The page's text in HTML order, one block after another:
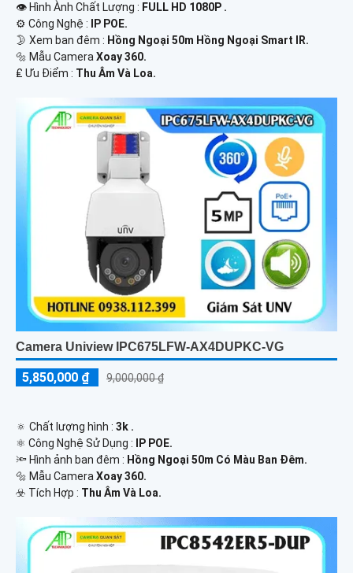
👁 Hình Ành Chất Lượng : FULL HD 1080P .
⚙ Công Nghệ :
IP POE.
🌛 Xem ban đêm : Hồng Ngoại 50m Hồng Ngoại Smart IR.
🔩 Mẫu Camera Xoay 360.
️₤ Ưu Điểm : Thu Âm Và Loa.
Camera Uniview IPC675LFW-AX4DUPKC-VG
5,850,000 ₫ 9,000,000 ₫
🔅 Chất lượng hình : 3k .
⚛️ Công Nghệ Sử Dụng : IP POE.
🔦 Hình ảnh ban đêm : Hồng Ngoại 50m Có Màu Ban Ðêm.
🔩 Mẫu Camera Xoay 360.
️☣️ Tích Hợp : Thu Âm Và Loa.